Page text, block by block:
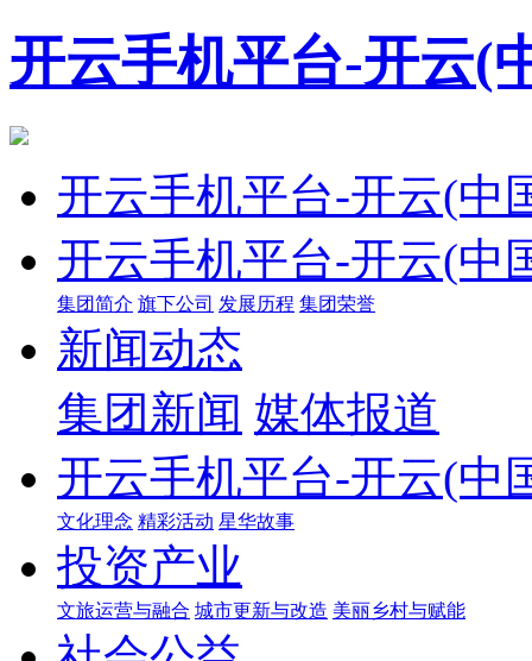
开云手机平台-开云(
开云手机平台-开云(中
开云手机平台-开云(中
集团简介 旗下公司 发展历程 集团荣誉
新闻动态
集团新闻 媒体报道
开云手机平台-开云(中
文化理念 精彩活动 星华故事
投资产业
文旅运营与融合 城市更新与改造 美丽乡村与赋能